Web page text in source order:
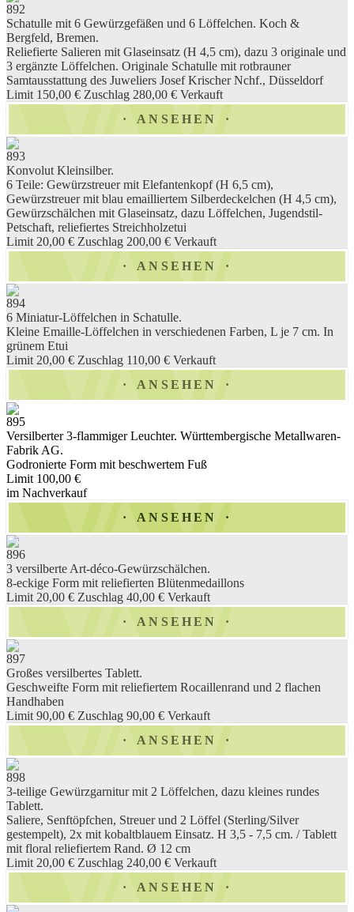
892
Schatulle mit 6 Gewürzgefäßen und 6 Löffelchen. Koch &
Bergfeld, Bremen.
Reliefierte Salieren mit Glaseinsatz (H 4,5 cm), dazu 3 originale und
3 ergänzte Löffelchen. Originale Schatulle mit rotbrauner
Samtausstattung des Juweliers Josef Krischer Nchf., Düsseldorf
Limit 150,00 € Zuschlag 280,00 € Verkauft
ANSEHEN
893
Konvolut Kleinsilber.
6 Teile: Gewürzstreuer mit Elefantenkopf (H 6,5 cm),
Gewürzstreuer mit blau emailliertem Silberdeckelchen (H 4,5 cm),
Gewürzschälchen mit Glaseinsatz, dazu Löffelchen, Jugendstil-
Petschaft, reliefiertes Streichholzetui
Limit 20,00 € Zuschlag 200,00 € Verkauft
ANSEHEN
894
6 Miniatur-Löffelchen in Schatulle.
Kleine Emaille-Löffelchen in verschiedenen Farben, L je 7 cm. In
grünem Etui
Limit 20,00 € Zuschlag 110,00 € Verkauft
ANSEHEN
895
Versilberter 3-flammiger Leuchter. Württembergische Metallwaren-
Fabrik AG.
Godronierte Form mit beschwertem Fuß
Limit 100,00 €
im Nachverkauf
ANSEHEN
896
3 versilberte Art-déco-Gewürzschälchen.
8-eckige Form mit reliefierten Blütenmedaillons
Limit 20,00 € Zuschlag 40,00 € Verkauft
ANSEHEN
897
Großes versilbertes Tablett.
Geschweifte Form mit reliefiertem Rocaillenrand und 2 flachen
Handhaben
Limit 90,00 € Zuschlag 90,00 € Verkauft
ANSEHEN
898
3-teilige Gewürzgarnitur mit 2 Löffelchen, dazu kleines rundes
Tablett.
Saliere, Senftöpfchen, Streuer und 2 Löffel (Sterling/Silver
gestempelt), 2x mit kobaltblauem Einsatz. H 3,5 - 7,5 cm. / Tablett
mit floral reliefiertem Rand. Ø 12 cm
Limit 20,00 € Zuschlag 240,00 € Verkauft
ANSEHEN